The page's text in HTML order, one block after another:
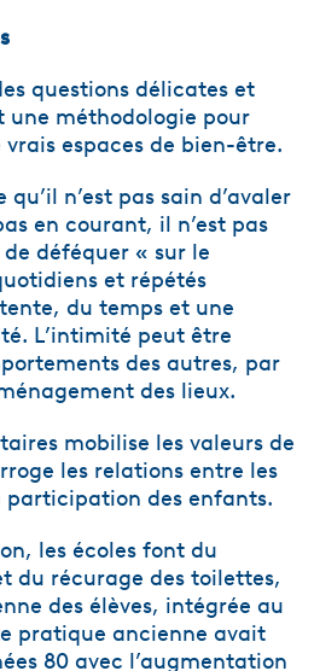
questions délicates et
une méthodologie pour
espaces de bien-être.
n’est pas sain d’avaler
en courant, il n’est pas
déféquer « sur le
et répétés
du temps et une
L’intimité peut être
des autres, par
des lieux.
mobilise les valeurs de
les relations entre les
des enfants.
les écoles font du
du récurage des toilettes,
des élèves, intégrée au
pratique ancienne avait
80 avec l’augmentation